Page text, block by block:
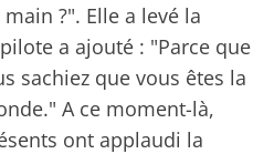
?". Elle a levé la
a ajouté : "Parce que
sachiez que vous êtes la
A ce moment-là,
ont applaudi la